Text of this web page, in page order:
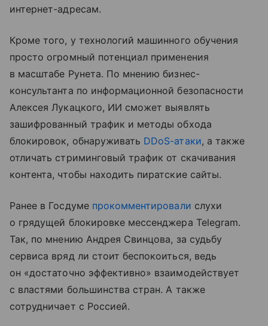
интернет-адресам.
Кроме того, у технологий машинного обучения
просто огромный потенциал применения
в масштабе Рунета. По мнению бизнес-
консультанта по информационной безопасности
Алексея Лукацкого, ИИ сможет выявлять
зашифрованный трафик и методы обхода
блокировок, обнаруживать DDoS-атаки, а также
отличать стриминговый трафик от скачивания
контента, чтобы находить пиратские сайты.
Ранее в Госдуме прокомментировали слухи
о грядущей блокировке мессенджера Telegram.
Так, по мнению Андрея Свинцова, за судьбу
сервиса вряд ли стоит беспокоиться, ведь
он «достаточно эффективно» взаимодействует
с властями большинства стран. А также
сотрудничает с Россией.